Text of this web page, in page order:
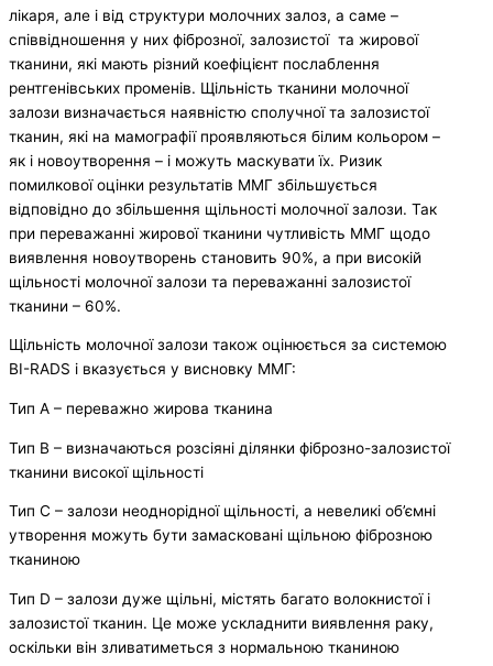
лікаря, але і від структури молочних залоз, а саме –
співвідношення y них фіброзної, залозистої та жирової
тканини, які мають різний коефіцієнт послаблення
рентгенівських променів. Щільність тканини молочної
залози визначається наявністю сполучної та залозистої
тканин, які на мамографії проявляються білим кольором –
як і новоутворення – і можуть маскувати їх. Ризик
помилкової оцінки результатів ММГ збільшується
відповідно до збільшення щільності молочної залози. Так
при переважанні жирової тканини чутливість ММГ щодо
виявлення новоутворень становить 90%, а при високій
щільності молочної залози та переважанні залозистої
тканини – 60%.
Щільність молочної залози також оцінюється за системою
BI-RADS і вказується у висновку ММГ:
Тип А – переважно жирова тканина
Тип В – визначаються розсіяні ділянки фіброзно-залозистої
тканини високої щільності
Тип С – залози неоднорідної щільності, а невеликі об’ємні
утворення можуть бути замасковані щільною фіброзною
тканиною
Тип D – залози дуже щільні, містять багато волокнистої і
залозистої тканин. Це може ускладнити виявлення раку,
оскільки він зливатиметься з нормальною тканиною